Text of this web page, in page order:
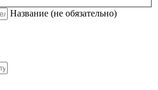
Название (не обязательно)